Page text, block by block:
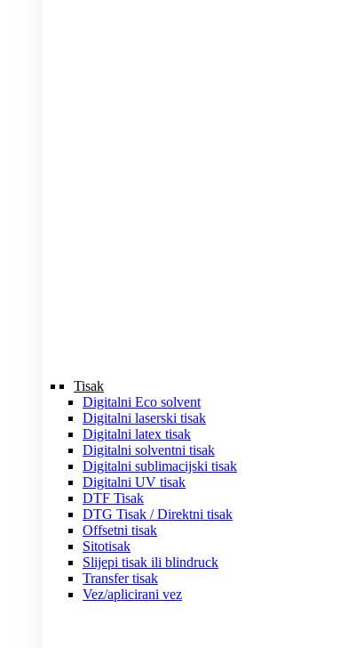
Tisak
Digitalni Eco solvent
Digitalni laserski tisak
Digitalni latex tisak
Digitalni solventni tisak
Digitalni sublimacijski tisak
Digitalni UV tisak
DTF Tisak
DTG Tisak / Direktni tisak
Offsetni tisak
Sitotisak
Slijepi tisak ili blindruck
Transfer tisak
Vez/aplicirani vez